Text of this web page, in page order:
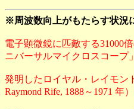
※周波数向上がもたらす状況
電子顕微鏡に匹敵する31000
ニバーサルマイクロスコープ
発明したロイヤル・レイモン
Raymond Rife, 1888～1971 年